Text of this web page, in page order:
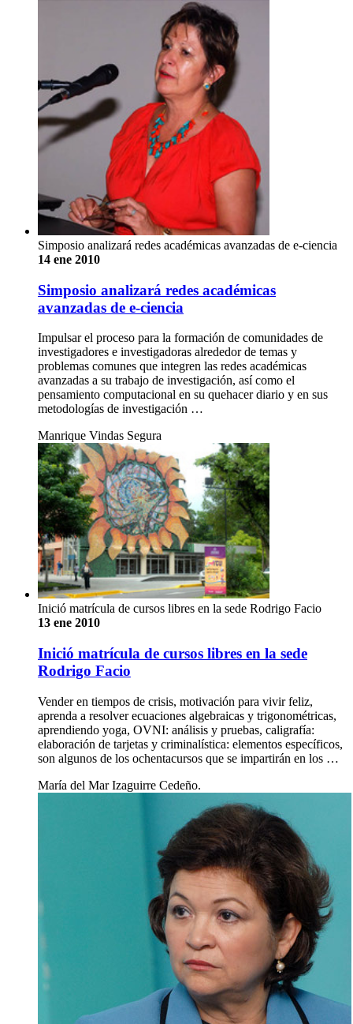
Simposio analizará redes académicas avanzadas de e-ciencia
14 ene 2010
Simposio analizará redes académicas
avanzadas de e-ciencia
Impulsar el proceso para la formación de comunidades de
investigadores e investigadoras alrededor de temas y
problemas comunes que integren las redes académicas
avanzadas a su trabajo de investigación, así como el
pensamiento computacional en su quehacer diario y en sus
metodologías de investigación …
Manrique Vindas Segura
Inició matrícula de cursos libres en la sede Rodrigo Facio
13 ene 2010
Inició matrícula de cursos libres en la sede
Rodrigo Facio
Vender en tiempos de crisis, motivación para vivir feliz,
aprenda a resolver ecuaciones algebraicas y trigonométricas,
aprendiendo yoga, OVNI: análisis y pruebas, caligrafía:
elaboración de tarjetas y criminalística: elementos específicos,
son algunos de los ochentacursos que se impartirán en los …
María del Mar Izaguirre Cedeño.